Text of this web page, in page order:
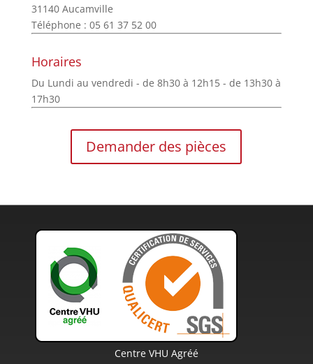
31140 Aucamville
Téléphone : 05 61 37 52 00
Horaires
Du Lundi au vendredi - de 8h30 à 12h15 - de 13h30 à
17h30
Demander des pièces
Centre VHU Agréé